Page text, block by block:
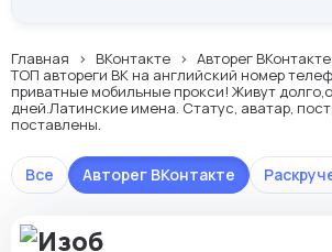
Главная ВКонтакте
Авторег ВКонтакте
ТОП автореги ВК на английский номер
приватные мобильные прокси! Живут
дней.Латинские имена. Статус, аватар,
поставлены.
Все Авторег ВКонтакте